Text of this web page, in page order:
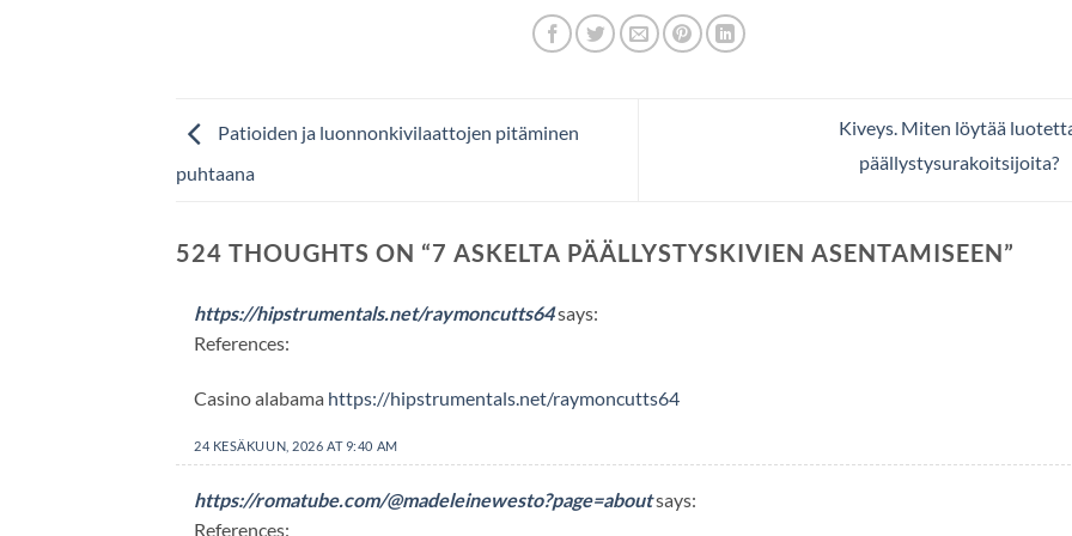
Patioiden ja luonnonkivilaattojen pitäminen
puhtaana
Kiveys. Miten löytää
päällystysurakoitsijoita?
524 THOUGHTS ON “7 ASKELTA PÄÄLLYSTYSKIVIEN ASENTAMISEEN”
https://hipstrumentals.net/raymoncutts64says:
References:
Casino alabama https://hipstrumentals.net/raymoncutts64
24 KESÄKUUN, 2026 AT 9:40 AM
https://romatube.com/@madeleinewesto?page=aboutsays:
References: